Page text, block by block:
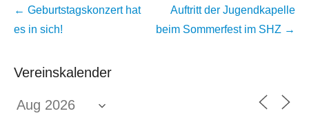
Beitragsnavigation
← Geburtstagskonzert hat
es in sich!
Auftritt der Jugendkapelle
beim Sommerfest im SHZ →
Vereinskalender